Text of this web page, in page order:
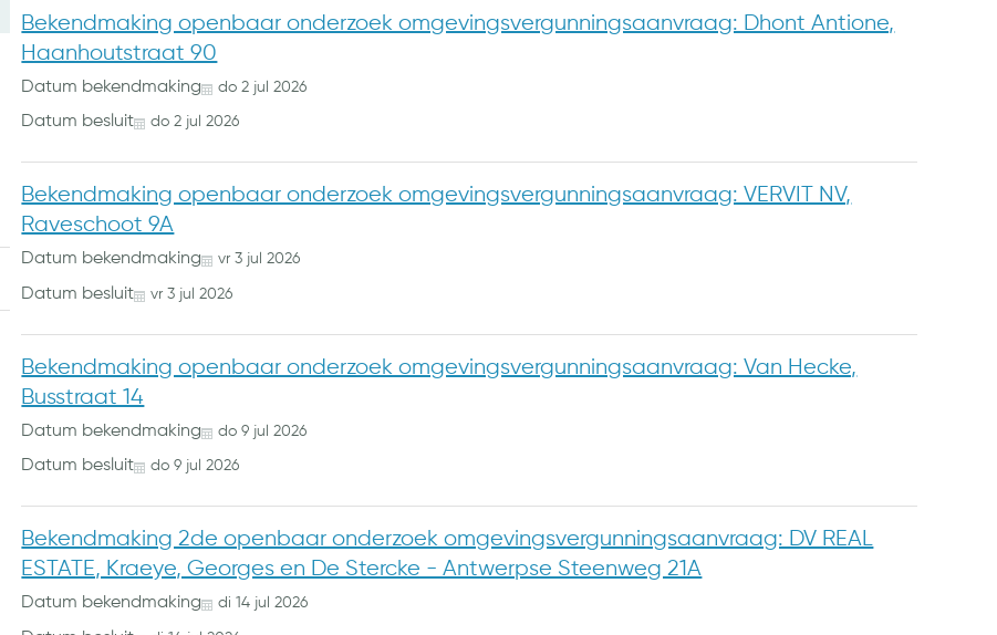
Bekendmaking openbaar onderzoek omgevingsvergunningsaanvraag: Dhont Antione,
Haanhoutstraat 90
Datum bekendmaking do 2 jul 2026
Datum besluit do 2 jul 2026
Bekendmaking openbaar onderzoek omgevingsvergunningsaanvraag: VERVIT NV,
Raveschoot 9A
Datum bekendmaking vr 3 jul 2026
Datum besluit vr 3 jul 2026
Bekendmaking openbaar onderzoek omgevingsvergunningsaanvraag: Van Hecke,
Busstraat 14
Datum bekendmaking do 9 jul 2026
Datum besluit do 9 jul 2026
Bekendmaking 2de openbaar onderzoek omgevingsvergunningsaanvraag: DV REAL
ESTATE, Kraeye, Georges en De Stercke - Antwerpse Steenweg 21A
Datum bekendmaking di 14 jul 2026